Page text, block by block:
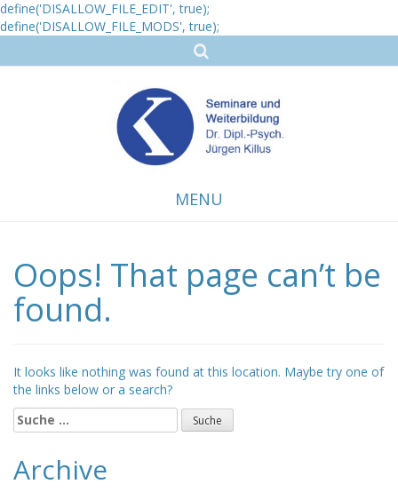
define('DISALLOW_FILE_EDIT', true);
define('DISALLOW_FILE_MODS', true);
MENU
to
content
Oops! That page can’t be
found.
It looks like nothing was found at this location. Maybe try one of
the links below or a search?
Suche
nach:
Archive